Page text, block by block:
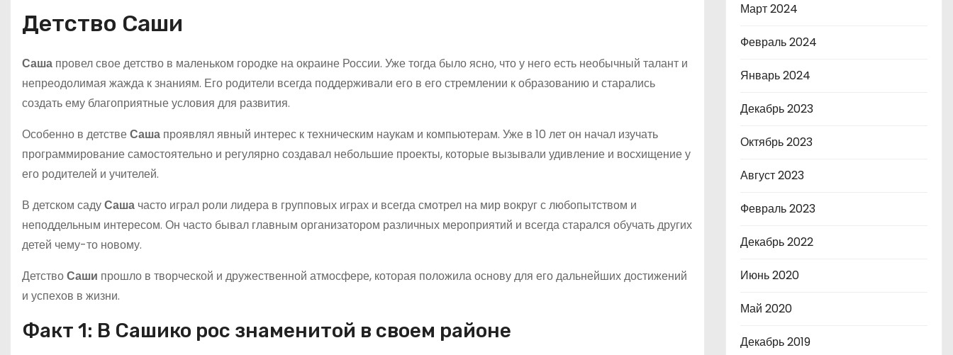
Детство Саши
Саша провел свое детство в маленьком городке на окраине России. Уже тогда было ясно, что у него есть необычный талант и
непреодолимая жажда к знаниям. Его родители всегда поддерживали его в его стремлении к образованию и старались
создать ему благоприятные условия для развития.
Особенно в детствеСаша проявлял явный интерес к техническим наукам и компьютерам. Уже в 10 лет он начал изучать
программирование самостоятельно и регулярно создавал небольшие проекты, которые вызывали удивление и восхищение у
его родителей и учителей.
В детском садуСаша часто играл роли лидера в групповых играх и всегда смотрел на мир вокруг с любопытством и
неподдельным интересом. Он часто бывал главным организатором различных мероприятий и всегда старался обучать других
детей чему-то новому.
ДетствоСаши прошло в творческой и дружественной атмосфере, которая положила основу для его дальнейших достижений
и успехов в жизни.
Факт 1: В Сашико рос знаменитой в своем районе
Март 2024
Февраль 2024
Январь 2024
Декабрь 2023
Октябрь 2023
Август 2023
Февраль 2023
Декабрь 2022
Июнь 2020
Май 2020
Декабрь 2019